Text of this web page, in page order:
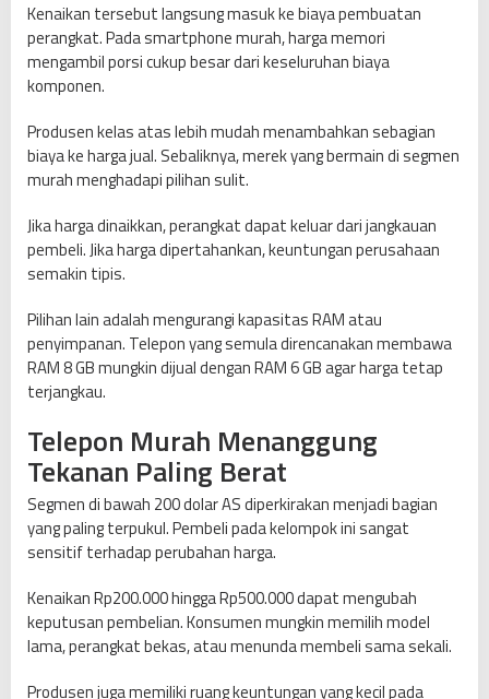
Kenaikan tersebut langsung masuk ke biaya pembuatan
perangkat. Pada smartphone murah, harga memori
mengambil porsi cukup besar dari keseluruhan biaya
komponen.
Produsen kelas atas lebih mudah menambahkan sebagian
biaya ke harga jual. Sebaliknya, merek yang bermain di segmen
murah menghadapi pilihan sulit.
Jika harga dinaikkan, perangkat dapat keluar dari jangkauan
pembeli. Jika harga dipertahankan, keuntungan perusahaan
semakin tipis.
Pilihan lain adalah mengurangi kapasitas RAM atau
penyimpanan. Telepon yang semula direncanakan membawa
RAM 8 GB mungkin dijual dengan RAM 6 GB agar harga tetap
terjangkau.
Telepon Murah Menanggung
Tekanan Paling Berat
Segmen di bawah 200 dolar AS diperkirakan menjadi bagian
yang paling terpukul. Pembeli pada kelompok ini sangat
sensitif terhadap perubahan harga.
Kenaikan Rp200.000 hingga Rp500.000 dapat mengubah
keputusan pembelian. Konsumen mungkin memilih model
lama, perangkat bekas, atau menunda membeli sama sekali.
Produsen juga memiliki ruang keuntungan yang kecil pada